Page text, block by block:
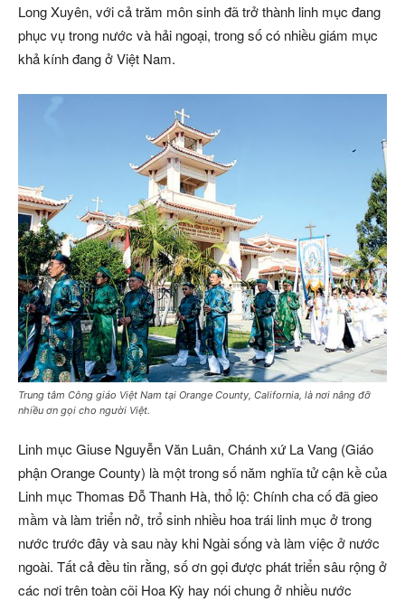
Long Xuyên, với cả trăm môn sinh đã trở thành linh mục đang
phục vụ trong nước và hải ngoại, trong số có nhiều giám mục
khả kính đang ở Việt Nam.
Trung tâm Công giáo Việt Nam tại Orange County, California, là nơi nâng đỡ
nhiều ơn gọi cho người Việt.
Linh mục Giuse Nguyễn Văn Luân, Chánh xứ La Vang (Giáo
phận Orange County) là một trong số năm nghĩa tử cận kề của
Linh mục Thomas Đỗ Thanh Hà, thổ lộ: Chính cha cố đã gieo
mầm và làm triển nở, trổ sinh nhiều hoa trái linh mục ở trong
nước trước đây và sau này khi Ngài sống và làm việc ở nước
ngoài. Tất cả đều tin rằng, số ơn gọi được phát triển sâu rộng ở
các nơi trên toàn cõi Hoa Kỳ hay nói chung ở nhiều nước